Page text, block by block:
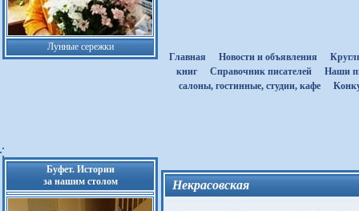
Лунные сережки
Главная
Новости и объявления
книг
Cправочник писателей Наши
салоны, гостинные, студии, кафе
Буфет. Истории
за нашим столом
Некрасовская